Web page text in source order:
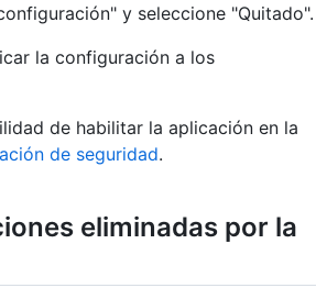
y seleccione "Quitado".
la configuración a los
de habilitar la aplicación en la
de seguridad.
eliminadas por la